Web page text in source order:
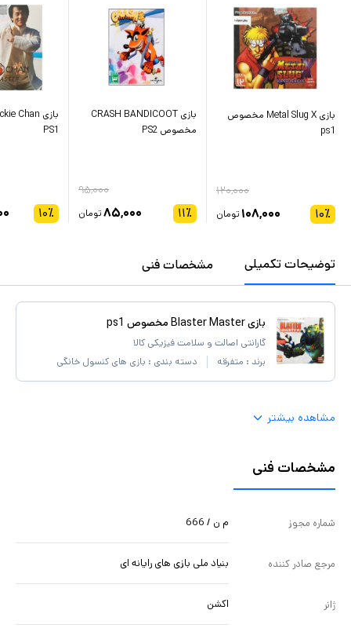
بازی Metal Slug X مخصوص
ps1
۱۰٪
۱۲۰,۰۰۰
۱۰۸,۰۰۰ تومان
بازی CRASH BANDICOOT
مخصوص PS2
۱۱٪
۹۵,۰۰۰
۸۵,۰۰۰تومان
PS1
۱۰٪
توضیحات تکمیلی مشخصات فنی
بازی Blaster Master مخصوص ps1
گارانتی اصالت و سلامت فیزیکی کالا
برند : متفرقه دسته بندی : بازی های کنسول خانگی
مشاهده بیشتر
مشخصات فنی
شماره مجوز م ن / 666
مرجع صادر کننده بنیاد ملی بازی های رایانه ای
ژانر اکشن